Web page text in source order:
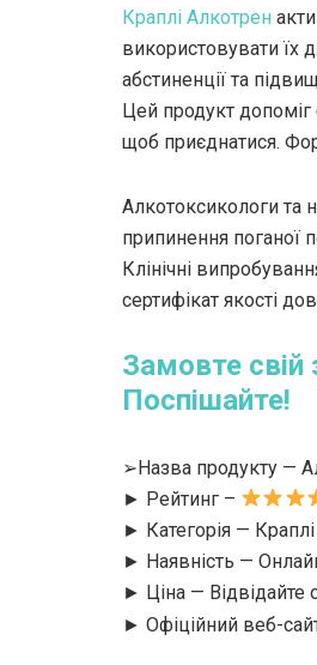
Краплі Алкотрен
використовувати їх
абстиненції та
Цей продукт допоміг
щоб приєднатися.
Алкотоксикологи та
припинення поганої
Клінічні
сертифікат якості
Замовте свій
Поспішайте!
➢Назва продукту —
► Рейтинг –
► Категорія —
► Наявність —
► Ціна — Відвідайте
► Офіційний веб-